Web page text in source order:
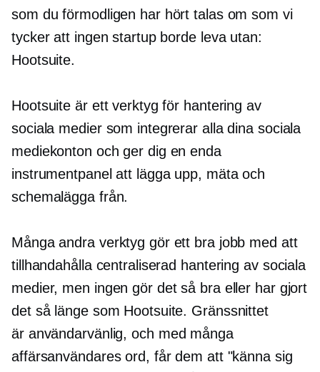
som du förmodligen har hört talas om som vi
tycker att ingen startup borde leva utan:
Hootsuite.
Hootsuite är ett verktyg för hantering av
sociala medier som integrerar alla dina sociala
mediekonton och ger dig en enda
instrumentpanel att lägga upp, mäta och
schemalägga från.
Många andra verktyg gör ett bra jobb med att
tillhandahålla centraliserad hantering av sociala
medier, men ingen gör det så bra eller har gjort
det så länge som Hootsuite. Gränssnittet
är användarvänlig, och med många
affärsanvändares ord, får dem att "känna sig